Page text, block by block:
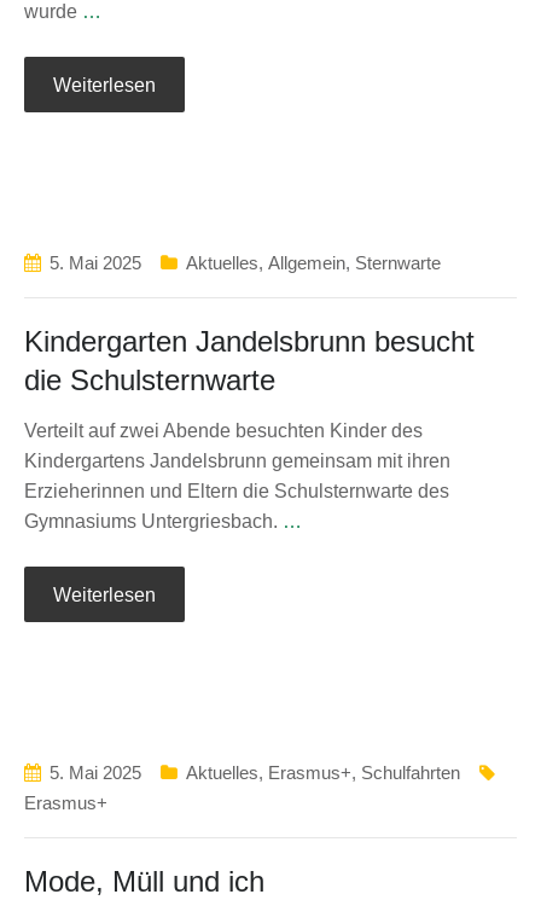
wurde …
Weiterlesen
5. Mai 2025 Aktuelles, Allgemein, Sternwarte
Kindergarten Jandelsbrunn besucht
die Schulsternwarte
Verteilt auf zwei Abende besuchten Kinder des
Kindergartens Jandelsbrunn gemeinsam mit ihren
Erzieherinnen und Eltern die Schulsternwarte des
Gymnasiums Untergriesbach. …
Weiterlesen
5. Mai 2025 Aktuelles, Erasmus+, Schulfahrten
Erasmus+
Mode, Müll und ich